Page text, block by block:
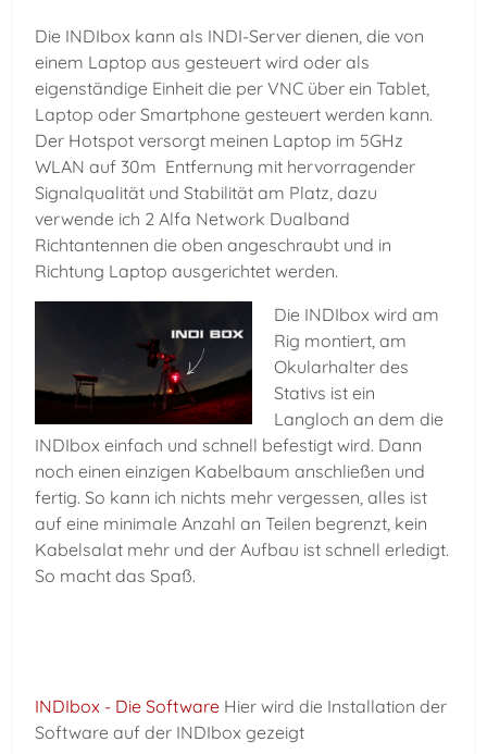
Die INDIbox kann als INDI-Server dienen, die von
einem Laptop aus gesteuert wird oder als
eigenständige Einheit die per VNC über ein Tablet,
Laptop oder Smartphone gesteuert werden kann.
Der Hotspot versorgt meinen Laptop im 5GHz
WLAN auf 30m Entfernung mit hervorragender
Signalqualität und Stabilität am Platz, dazu
verwende ich 2 Alfa Network Dualband
Richtantennen die oben angeschraubt und in
Richtung Laptop ausgerichtet werden.
Die INDIbox wird am
Rig montiert, am
Okularhalter des
Stativs ist ein
Langloch an dem die
INDIbox einfach und schnell befestigt wird. Dann
noch einen einzigen Kabelbaum anschließen und
fertig. So kann ich nichts mehr vergessen, alles ist
auf eine minimale Anzahl an Teilen begrenzt, kein
Kabelsalat mehr und der Aufbau ist schnell erledigt.
So macht das Spaß.
INDIbox - Die Software Hier wird die Installation der
Software auf der INDIbox gezeigt